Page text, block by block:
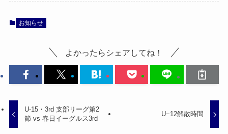
お知らせ
よかったらシェアしてね！
U-15・3rd 支部リーグ第2
節 vs 春日イーグルス3rd
U−12解散時間